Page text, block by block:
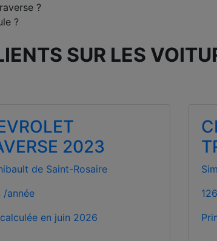
?
?
SUR LES
2023
de Saint-Rosaire
/année
en juin 2026